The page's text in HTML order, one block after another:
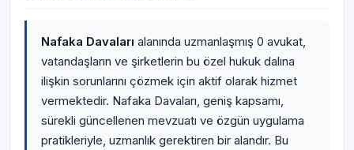
Nafaka Davaları alanında uzmanlaşmış 0 avukat,
vatandaşların ve şirketlerin bu özel hukuk dalına
ilişkin sorunlarını çözmek için aktif olarak hizmet
vermektedir. Nafaka Davaları, geniş kapsamı,
sürekli güncellenen mevzuatı ve özgün uygulama
pratikleriyle, uzmanlık gerektiren bir alandır. Bu